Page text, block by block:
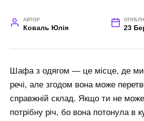
АВТОР
Коваль Юлія 23
Шафа з одягом — це місце, де ми
речі, але згодом вона може
справжній склад. Якщо ти не
потрібну річ, бо вона потонула в